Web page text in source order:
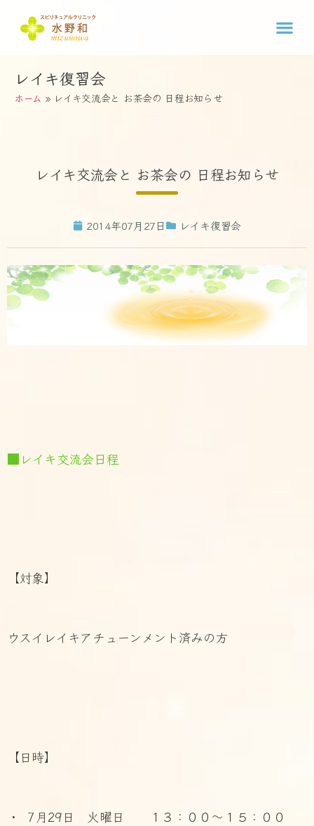
レイキ復習会
ホーム » レイキ交流会と お茶会の 日程お知らせ
レイキ交流会と お茶会の 日程お知らせ
2014年07月27日 レイキ復習会
■レイキ交流会日程
【対象】
ウスイレイキアチューンメント済みの方
【日時】
・ 7月29日 火曜日 １３：００～１５：００